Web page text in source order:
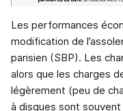
Les performances
modification de
parisien (SBP). Les
alors que les charges
légèrement (peu de
à disques sont souvent